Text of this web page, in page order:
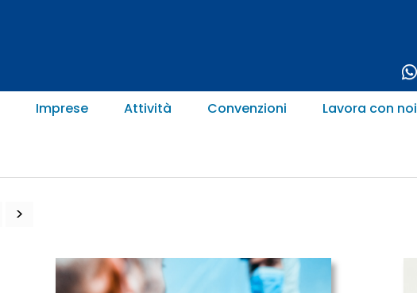
Imprese Attività Convenzioni
Lavora con noi
>